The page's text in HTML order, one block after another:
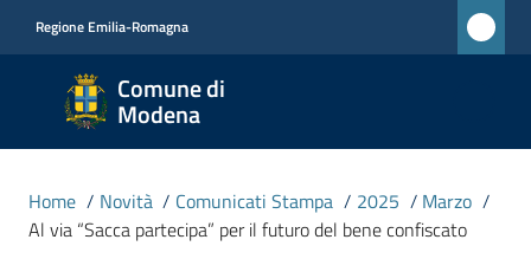
Regione Emilia-Romagna
Comune di
Modena
Comune
di
Modena
CIVICA
MONET
Home / Novità / Comunicati Stampa / 2025 / Marzo /
Al via “Sacca partecipa” per il futuro del bene confiscato